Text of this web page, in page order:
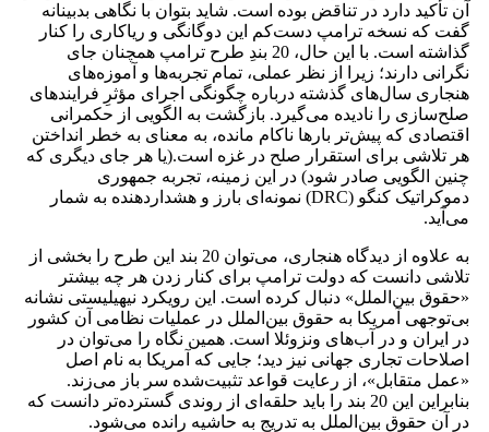
آن تأکید دارد در تناقض بوده است. شاید بتوان با نگاهی بدبینانه
گفت که نسخه‌ ترامپ دست‌کم این دوگانگی و ریاکاری را کنار
گذاشته است. با این حال، 20 بندِ طرح ترامپ همچنان جای
نگرانی دارند؛ زیرا از نظر عملی، تمام تجربه‌ها و آموزه‌های
هنجاری سال‌های گذشته درباره‌ چگونگی اجرای مؤثرِ فرایندهای
صلح‌سازی را نادیده می‌گیرد. بازگشت به الگویی از حکمرانی
اقتصادی که پیش‌تر بارها ناکام مانده، به معنای به خطر انداختن
هر تلاشی برای استقرار صلح در غزه است.(یا هر جای دیگری که
چنین الگویی صادر شود) در این زمینه، تجربه‌ جمهوری
دموکراتیک کنگو (DRC) نمونه‌ای بارز و هشداردهنده به ‌شمار
می‌آید.
به علاوه از دیدگاه هنجاری، می‌توان 20 بند این طرح را بخشی از
تلاشی دانست که دولت ترامپ برای کنار زدن هر چه بیشتر
«حقوق بین‌الملل» دنبال کرده است. این رویکرد نیهیلیستی نشانه‌
بی‌توجهی آمریکا به حقوق بین‌الملل در عملیات‌ نظامی آن کشور
در ایران و در آب‌های ونزوئلا است. همین نگاه را می‌توان در
اصلاحات تجاری جهانی نیز دید؛ جایی که آمریکا به نام اصل
«عمل متقابل»، از رعایت قواعد تثبیت‌شده سر باز می‌زند.
بنابراین این 20 بند را باید حلقه‌ای از روندی گسترده‌تر دانست که
در آن حقوق بین‌الملل به تدریج به حاشیه رانده می‌شود.